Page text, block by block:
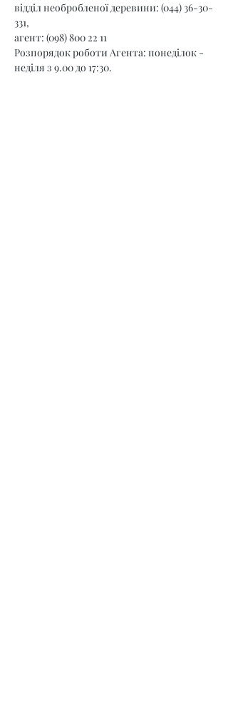
відділ необробленої деревини: (044) 36-30-
331,
агент: (098) 800 22 11
Розпорядок роботи Агента: понеділок -
неділя з 9.00 до 17:30.